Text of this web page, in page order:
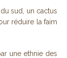
sud, un cactus
réduire la faim
une ethnie des